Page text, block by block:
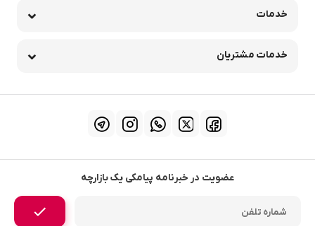
خدمات
خدمات مشتریان
عضویت در خبرنامه پیامکی یک بازارچه